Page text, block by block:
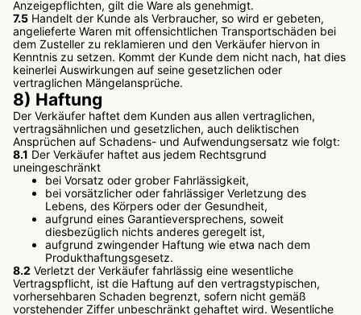
Anzeigepflichten, gilt die Ware als genehmigt.
7.5 Handelt der Kunde als Verbraucher, so wird er gebeten,
angelieferte Waren mit offensichtlichen Transportschäden bei
dem Zusteller zu reklamieren und den Verkäufer hiervon in
Kenntnis zu setzen. Kommt der Kunde dem nicht nach, hat dies
keinerlei Auswirkungen auf seine gesetzlichen oder
vertraglichen Mängelansprüche.
8) Haftung
Der Verkäufer haftet dem Kunden aus allen vertraglichen,
vertragsähnlichen und gesetzlichen, auch deliktischen
Ansprüchen auf Schadens- und Aufwendungsersatz wie folgt:
8.1 Der Verkäufer haftet aus jedem Rechtsgrund
uneingeschränkt
bei Vorsatz oder grober Fahrlässigkeit,
bei vorsätzlicher oder fahrlässiger Verletzung des
Lebens, des Körpers oder der Gesundheit,
aufgrund eines Garantieversprechens, soweit
diesbezüglich nichts anderes geregelt ist,
aufgrund zwingender Haftung wie etwa nach dem
Produkthaftungsgesetz.
8.2 Verletzt der Verkäufer fahrlässig eine wesentliche
Vertragspflicht, ist die Haftung auf den vertragstypischen,
vorhersehbaren Schaden begrenzt, sofern nicht gemäß
vorstehender Ziffer unbeschränkt gehaftet wird. Wesentliche